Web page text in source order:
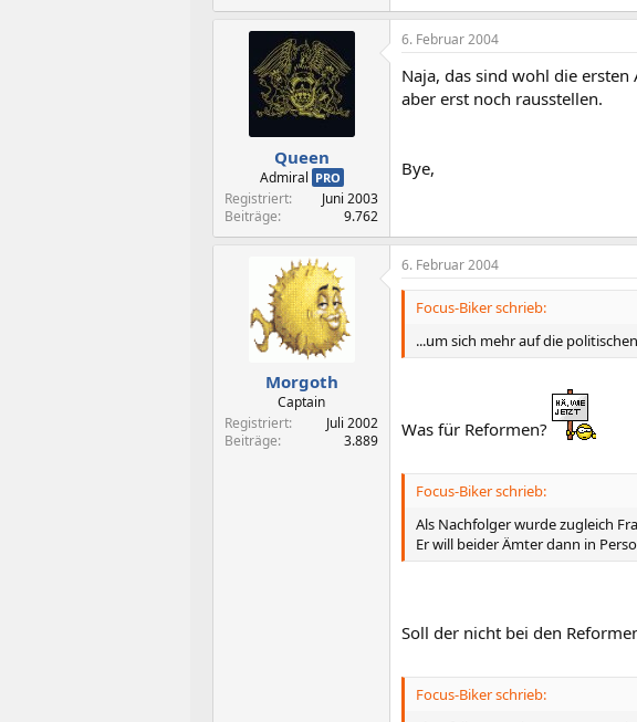
Queen
Admiral PRO
Registriert
Juni 2003
Beiträge
9.762
6. Februar 2004
Naja, das sind wohl die
aber erst noch rausstellen.
Bye,
Morgoth
Captain
Registriert
Juli 2002
Beiträge
3.889
6. Februar 2004
Focus-Biker schrieb:
...um sich mehr auf die
Was für Reformen?
Focus-Biker schrieb:
Als Nachfolger wurde zugleich
Er will beider Ämter dann in
Soll der nicht bei den
Focus-Biker schrieb: